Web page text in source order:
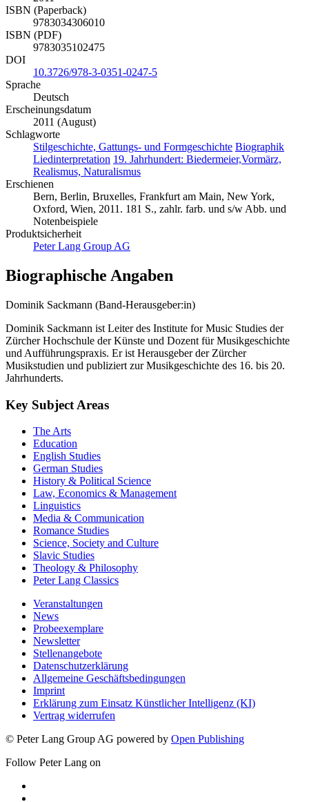
ISBN (Paperback)
9783034306010
ISBN (PDF)
9783035102475
DOI
10.3726/978-3-0351-0247-5
Sprache
Deutsch
Erscheinungsdatum
2011 (August)
Schlagworte
Stilgeschichte, Gattungs- und Formgeschichte Biographik
Liedinterpretation 19. Jahrhundert: Biedermeier,Vormärz,
Realismus, Naturalismus
Erschienen
Bern, Berlin, Bruxelles, Frankfurt am Main, New York,
Oxford, Wien, 2011. 181 S., zahlr. farb. und s/w Abb. und
Notenbeispiele
Produktsicherheit
Peter Lang Group AG
Biographische Angaben
Dominik Sackmann (Band-Herausgeber:in)
Dominik Sackmann ist Leiter des Institute for Music Studies der
Zürcher Hochschule der Künste und Dozent für Musikgeschichte
und Aufführungspraxis. Er ist Herausgeber der Zürcher
Musikstudien und publiziert zur Musikgeschichte des 16. bis 20.
Jahrhunderts.
Key Subject Areas
The Arts
Education
English Studies
German Studies
History & Political Science
Law, Economics & Management
Linguistics
Media & Communication
Romance Studies
Science, Society and Culture
Slavic Studies
Theology & Philosophy
Peter Lang Classics
Veranstaltungen
News
Probeexemplare
Newsletter
Stellenangebote
Datenschutzerklärung
Allgemeine Geschäftsbedingungen
Imprint
Erklärung zum Einsatz Künstlicher Intelligenz (KI)
Vertrag widerrufen
© Peter Lang Group AG powered by Open Publishing
Follow Peter Lang on